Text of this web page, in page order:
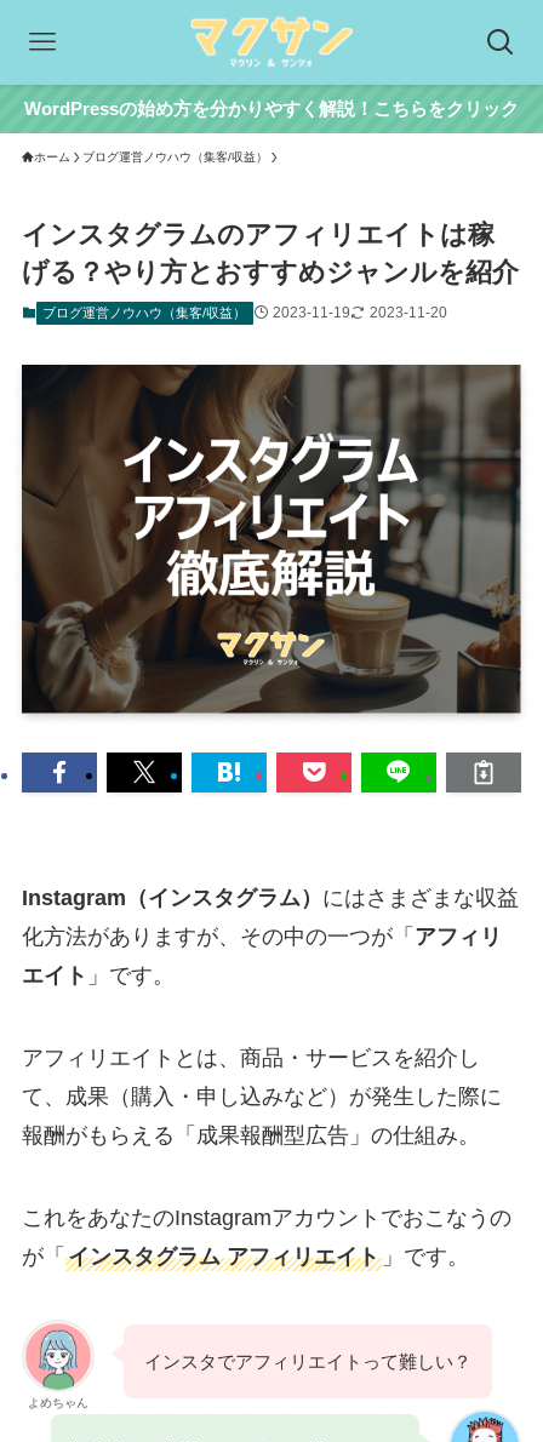
WordPressの始め方を分かりやすく解説！こちらをクリック
ホーム ブログ運営ノウハウ（集客/収益）
インスタグラムのアフィリエイトは稼
げる？やり方とおすすめジャンルを紹介
ブログ運営ノウハウ（集客/収益） 2023-11-19 2023-11-20
Instagram（インスタグラム） にはさまざまな収益
化方法がありますが、その中の一つが「 アフィリ
エイト 」です。
アフィリエイトとは、商品・サービスを紹介し
て、成果（購入・申し込みなど）が発生した際に
報酬がもらえる「成果報酬型広告」の仕組み。
これをあなたのInstagramアカウントでおこなうの
が「 インスタグラム アフィリエイト」です。
よめちゃん
インスタでアフィリエイトって難しい？